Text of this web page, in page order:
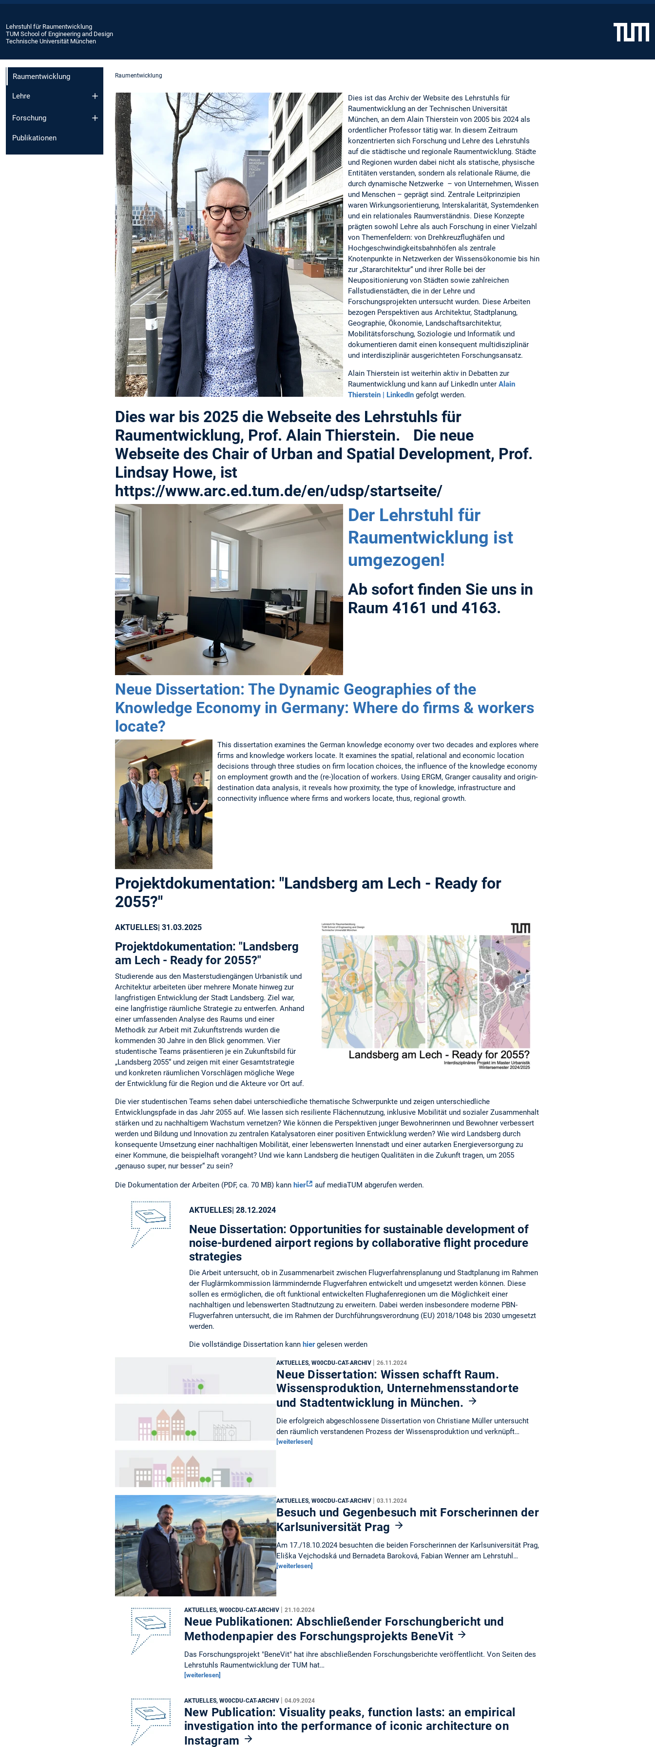
Lehrstuhl für Raumentwicklung
TUM School of Engineering and Design
Technische Universität München
Raumentwicklung
Lehre
Forschung
Publikationen
Raumentwicklung
Dies ist das Archiv der Website des Lehrstuhls für
Raumentwicklung an der Technischen Universität
München, an dem Alain Thierstein von 2005 bis 2024 als
ordentlicher Professor tätig war. In diesem Zeitraum
konzentrierten sich Forschung und Lehre des Lehrstuhls
auf die städtische und regionale Raumentwicklung. Städte
und Regionen wurden dabei nicht als statische, physische
Entitäten verstanden, sondern als relationale Räume, die
durch dynamische Netzwerke – von Unternehmen, Wissen
und Menschen – geprägt sind. Zentrale Leitprinzipien
waren Wirkungsorientierung, Interskalarität, Systemdenken
und ein relationales Raumverständnis. Diese Konzepte
prägten sowohl Lehre als auch Forschung in einer Vielzahl
von Themenfeldern: von Drehkreuzflughäfen und
Hochgeschwindigkeitsbahnhöfen als zentrale
Knotenpunkte in Netzwerken der Wissensökonomie bis hin
zur „Stararchitektur“ und ihrer Rolle bei der
Neupositionierung von Städten sowie zahlreichen
Fallstudienstädten, die in der Lehre und
Forschungsprojekten untersucht wurden. Diese Arbeiten
bezogen Perspektiven aus Architektur, Stadtplanung,
Geographie, Ökonomie, Landschaftsarchitektur,
Mobilitätsforschung, Soziologie und Informatik und
dokumentieren damit einen konsequent multidisziplinär
und interdisziplinär ausgerichteten Forschungsansatz.
Alain Thierstein ist weiterhin aktiv in Debatten zur
Raumentwicklung und kann auf LinkedIn unter Alain
Thierstein | LinkedIn gefolgt werden.
Dies war bis 2025 die Webseite des Lehrstuhls für
Raumentwicklung, Prof. Alain Thierstein. Die neue
Webseite des Chair of Urban and Spatial Development, Prof.
Lindsay Howe, ist
https://www.arc.ed.tum.de/en/udsp/startseite/
Der Lehrstuhl für
Raumentwicklung ist
umgezogen!
Ab sofort finden Sie uns in
Raum 4161 und 4163.
Neue Dissertation: The Dynamic Geographies of the
Knowledge Economy in Germany: Where do firms & workers
locate?
This dissertation examines the German knowledge economy over two decades and explores where
firms and knowledge workers locate. It examines the spatial, relational and economic location
decisions through three studies on firm location choices, the influence of the knowledge economy
on employment growth and the (re-)location of workers. Using ERGM, Granger causality and origin-
destination data analysis, it reveals how proximity, the type of knowledge, infrastructure and
connectivity influence where firms and workers locate, thus, regional growth.
Projektdokumentation: "Landsberg am Lech - Ready for
2055?"
AKTUELLES| 31.03.2025
Projektdokumentation: "Landsberg
am Lech - Ready for 2055?"
Studierende aus den Masterstudiengängen Urbanistik und
Architektur arbeiteten über mehrere Monate hinweg zur
langfristigen Entwicklung der Stadt Landsberg. Ziel war,
eine langfristige räumliche Strategie zu entwerfen. Anhand
einer umfassenden Analyse des Raums und einer
Methodik zur Arbeit mit Zukunftstrends wurden die
kommenden 30 Jahre in den Blick genommen. Vier
studentische Teams präsentieren je ein Zukunftsbild für
„Landsberg 2055“ und zeigen mit einer Gesamtstrategie
und konkreten räumlichen Vorschlägen mögliche Wege
der Entwicklung für die Region und die Akteure vor Ort auf.
Die vier studentischen Teams sehen dabei unterschiedliche thematische Schwerpunkte und zeigen unterschiedliche
Entwicklungspfade in das Jahr 2055 auf. Wie lassen sich resiliente Flächennutzung, inklusive Mobilität und sozialer Zusammenhalt
stärken und zu nachhaltigem Wachstum vernetzen? Wie können die Perspektiven junger Bewohnerinnen und Bewohner verbessert
werden und Bildung und Innovation zu zentralen Katalysatoren einer positiven Entwicklung werden? Wie wird Landsberg durch
konsequente Umsetzung einer nachhaltigen Mobilität, einer lebenswerten Innenstadt und einer autarken Energieversorgung zu
einer Kommune, die beispielhaft vorangeht? Und wie kann Landsberg die heutigen Qualitäten in die Zukunft tragen, um 2055
„genauso super, nur besser“ zu sein?
Die Dokumentation der Arbeiten (PDF, ca. 70 MB) kann hier auf mediaTUM abgerufen werden.
AKTUELLES | 28.12.2024
Neue Dissertation: Opportunities for sustainable development of
noise-burdened airport regions by collaborative flight procedure
strategies
Die Arbeit untersucht, ob in Zusammenarbeit zwischen Flugverfahrensplanung und Stadtplanung im Rahmen
der Fluglärmkommission lärmmindernde Flugverfahren entwickelt und umgesetzt werden können. Diese
sollen es ermöglichen, die oft funktional entwickelten Flughafenregionen um die Möglichkeit einer
nachhaltigen und lebenswerten Stadtnutzung zu erweitern. Dabei werden insbesondere moderne PBN-
Flugverfahren untersucht, die im Rahmen der Durchführungsverordnung (EU) 2018/1048 bis 2030 umgesetzt
werden.
Die vollständige Dissertation kann hiergelesen werden
AKTUELLES, W00CDU-CAT-ARCHIV |26.11.2024
Neue Dissertation: Wissen schafft Raum.
Wissensproduktion, Unternehmensstandorte
und Stadtentwicklung in München.
Die erfolgreich abgeschlossene Dissertation von Christiane Müller untersucht
den räumlich verstandenen Prozess der Wissensproduktion und verknüpft…
[weiterlesen]
AKTUELLES, W00CDU-CAT-ARCHIV |03.11.2024
Besuch und Gegenbesuch mit Forscherinnen der
Karlsuniversität Prag
Am 17./18.10.2024 besuchten die beiden Forscherinnen der Karlsuniversität Prag,
Eliška Vejchodská und Bernadeta Baroková, Fabian Wenner am Lehrstuhl…
[weiterlesen]
AKTUELLES, W00CDU-CAT-ARCHIV | 21.10.2024
Neue Publikationen: Abschließender Forschungbericht und
Methodenpapier des Forschungsprojekts BeneVit
Das Forschungsprojekt "BeneVit" hat ihre abschließenden Forschungsberichte veröffentlicht. Von Seiten des
Lehrstuhls Raumentwicklung der TUM hat…
[weiterlesen]
AKTUELLES, W00CDU-CAT-ARCHIV | 04.09.2024
New Publication: Visuality peaks, function lasts: an empirical
investigation into the performance of iconic architecture on
Instagram